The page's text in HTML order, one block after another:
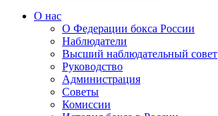
О нас
О Федерации бокса России
Наблюдатели
Высший наблюдательный совет
Руководство
Администрация
Советы
Комиссии